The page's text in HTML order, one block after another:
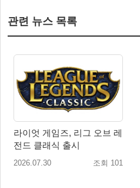
관련 뉴스 목록
라이엇 게임즈, 리그 오브 레
전드 클래식 출시
2026.07.30 조회 101